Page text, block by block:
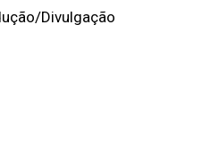
Divulgação